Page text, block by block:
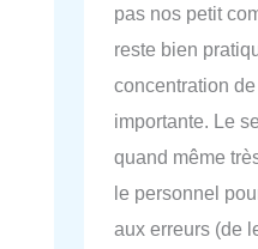
pas nos petit
reste bien
concentration
importante. Le
quand même
le personnel
aux erreurs (de